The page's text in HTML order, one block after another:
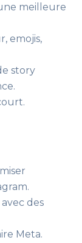
meilleure
emojis,
story
des
Meta.